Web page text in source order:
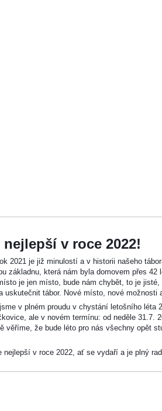
nejlepší v roce 2022!
2021 je již minulostí a v historii našeho
základnu, která nám byla domovem přes
je jen místo, bude nám chybět, to je
uskutečnit tábor. Nové místo, nové
v plném proudu v chystání letošního léta
ale v novém termínu: od neděle 31.7.
věříme, že bude léto pro nás všechny opět
nejlepší v roce 2022, ať se vydaří a je plný